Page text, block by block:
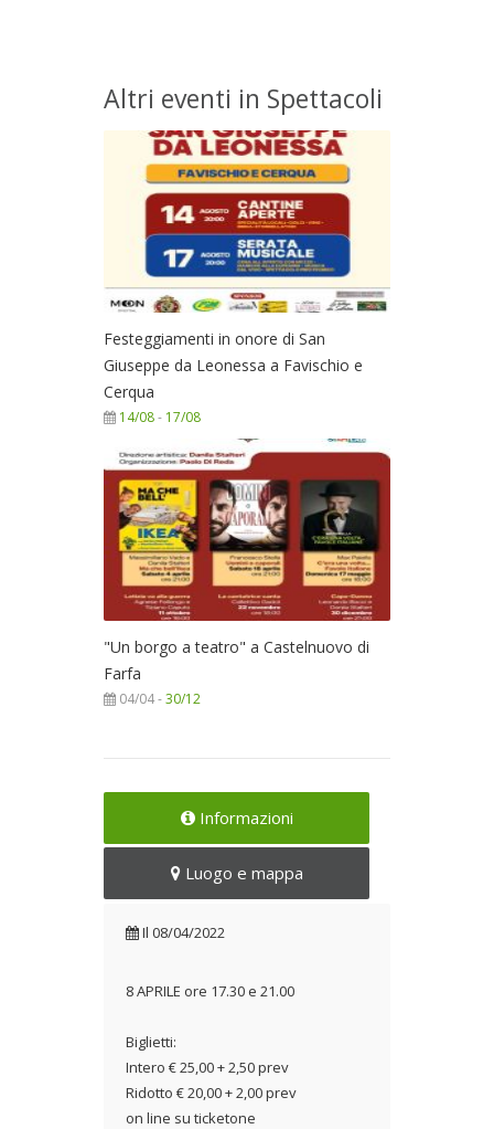
Altri eventi in Spettacoli
Festeggiamenti in onore di San
Giuseppe da Leonessa a Favischio e
Cerqua
14/08- 17/08
"Un borgo a teatro" a Castelnuovo di
Farfa
04/04 -30/12
Informazioni
Luogo e mappa
Il 08/04/2022
8 APRILE ore 17.30 e 21.00
Biglietti:
Intero € 25,00 + 2,50 prev
Ridotto € 20,00 + 2,00 prev
on line su ticketone